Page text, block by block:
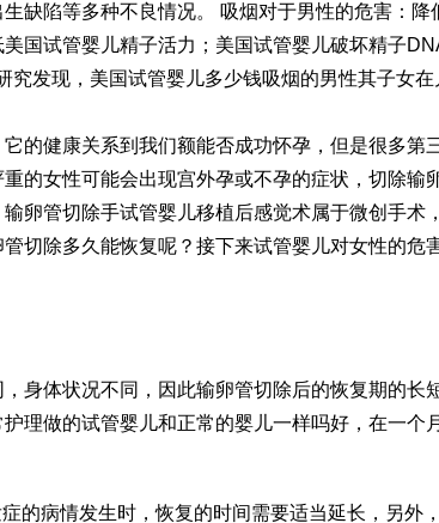
缺陷等多种不良情况。 吸烟对于男性的危害：降
国试管婴儿精子活力；美国试管婴儿破坏精子
究发现，美国试管婴儿多少钱吸烟的男性其子女在
的健康关系到我们额能否成功怀孕，但是很多第
的女性可能会出现宫外孕或不孕的症状，切除输
输卵管切除手试管婴儿移植后感觉术属于微创手术
切除多久能恢复呢？接下来试管婴儿对女性的危
身体状况不同，因此输卵管切除后的恢复期的长
理做的试管婴儿和正常的婴儿一样吗好，在一个
的病情发生时，恢复的时间需要适当延长，另外